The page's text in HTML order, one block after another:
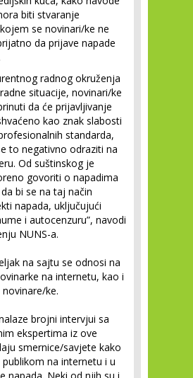
biti stvaranje
se novinari/ke ne
da prijave napade
radnog okruženja
situacije, novinari/ke
da će prijavljivanje
kao znak slabosti
standarda,
to negativno odraziti na
Od suštinskog je
govoriti o napadima
bi se na taj način
napada, uključujući
i autocenzuru”, navodi
NUNS-a.
na sajtu se odnosi na
na internetu, kao i
ke.
brojni intervjui sa
ekspertima iz ove
smernice/savjete kako
na internetu i u